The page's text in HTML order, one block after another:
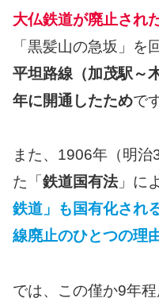
大仏鉄道が廃止され
「黒髪山の急坂」を
平坦路線（加茂駅～
年に開通したためで
また、1906年（明
た「 鉄道国有法」に
鉄道」も国有化され
線廃止のひとつの理
では、この僅か9年